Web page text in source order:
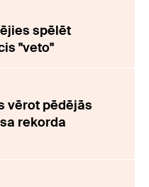
spēlēt
"veto"
vērot pēdējās
rekorda